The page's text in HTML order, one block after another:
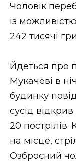
ФОТО
ВІДЕО
Чоловік
із
242 тисячі
Йдеться про
Мукачеві в
будинку
сусід
20
на місце,
Озброєний